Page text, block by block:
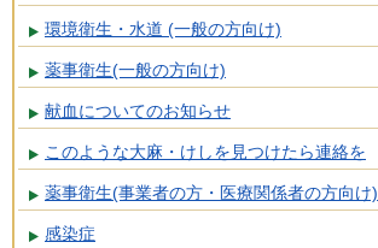
環境衛生・水道 (一般の方向け)
薬事衛生(一般の方向け)
献血についてのお知らせ
このような大麻・けしを見つけたら連絡を
薬事衛生(事業者の方・医療関係者の方向け)
感染症